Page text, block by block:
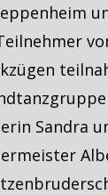
Sandra